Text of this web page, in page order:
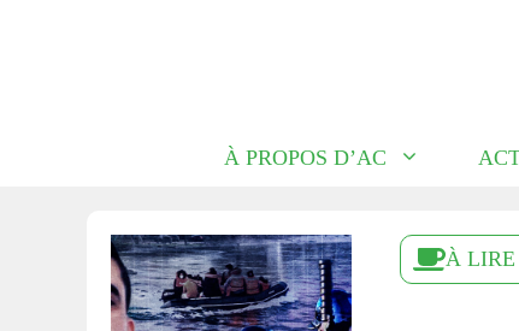
À PROPOS D’AC
À